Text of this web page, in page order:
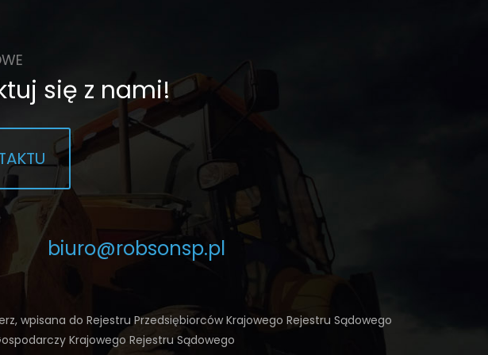
się z nami!
biuro@robsonsp.pl
wpisana do Rejestru Przedsiębiorców Krajowego Rejestru Sądowego
Krajowego Rejestru Sądowego